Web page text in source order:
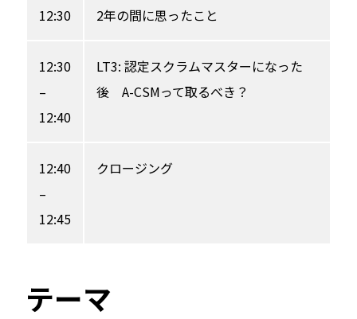
12:30
2年の間に思ったこと
12:30
–
12:40
LT3: 認定スクラムマスターになった
後 A-CSMって取るべき？
12:40
–
12:45
クロージング
テーマ